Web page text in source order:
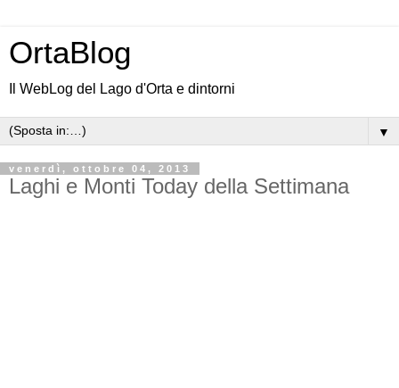
OrtaBlog
Il WebLog del Lago d'Orta e dintorni
▼
venerdì, ottobre 04, 2013
Laghi e Monti Today della Settimana